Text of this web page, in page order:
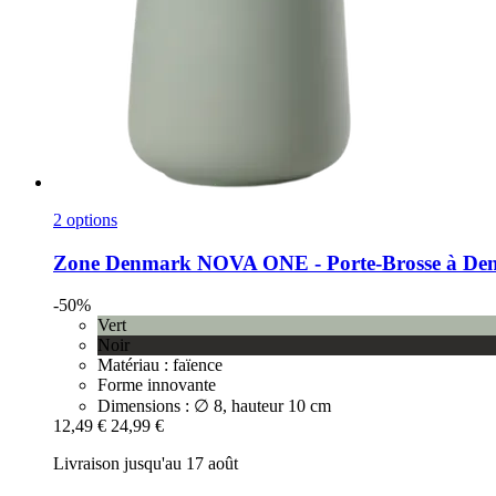
2 options
Zone Denmark NOVA ONE -​ Porte-​Brosse à
-50%
Vert
Noir
Matériau : faïence
Forme innovante
Dimensions : ∅ 8, hauteur 10 cm
12,49 € 24,99 €
Livraison jusqu'au 17 août